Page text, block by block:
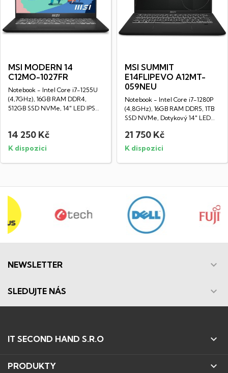
MSI MODERN 14
C12MO-1027FR
Notebook - Intel Core i7-1255U
(4,7GHz), 16GB RAM DDR4,
512GB SSD NVMe, 14" LED IPS
14 250 Kč
K dispozici
MSI SUMMIT
E14FLIPEVO A12MT-
059NEU
Notebook - Intel Core i7-1280P
(4,8GHz), 16GB RAM DDR5, 1TB
SSD NVMe, Dotykový 14" LED
21 750 Kč
K dispozici
NEWSLETTER 
SLEDUJTE NÁS 
IT SECOND HAND S.R.O 
PRODUKTY 